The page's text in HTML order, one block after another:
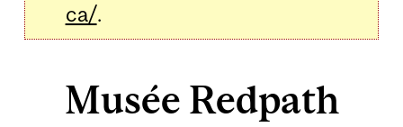
ca/.
Musée Redpath